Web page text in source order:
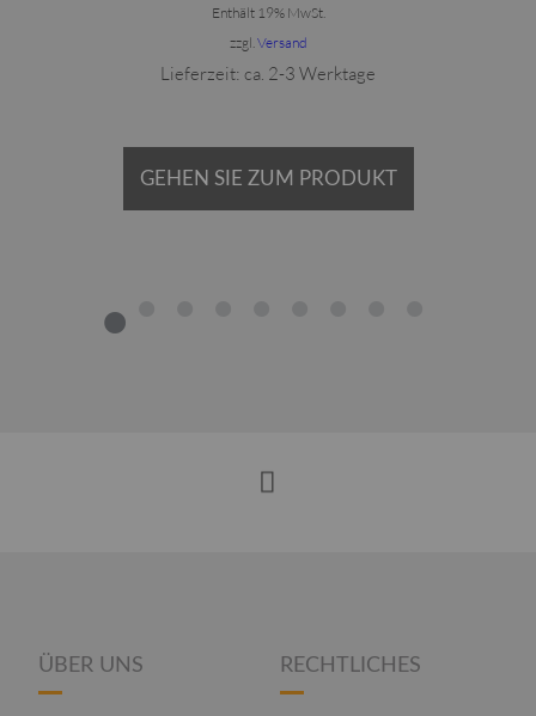
war:
€449,00
Enthält 19% MwSt.
zzgl. Versand
Lieferzeit: ca. 2-3 Werktage
GEHEN SIE ZUM PRODUKT
1
ÜBER UNS RECHTLICHES